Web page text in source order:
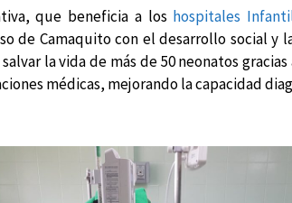
que beneficia a los hospitales
de Camaquito con el desarrollo social y
la vida de más de 50 neonatos
médicas, mejorando la capacidad